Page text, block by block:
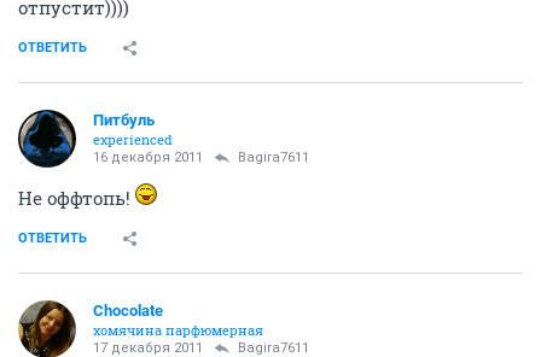
отпустит))))
ОТВЕТИТЬ
Питбуль
experienced
16 декабря 2011 Bagira7611
Не оффтопь!
ОТВЕТИТЬ
Chocolate
хомячина парфюмерная
17 декабря 2011 Bagira7611